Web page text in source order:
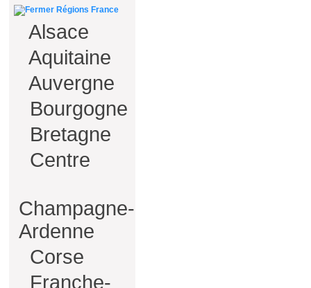
Régions France
Alsace
Aquitaine
Auvergne
Bourgogne
Bretagne
Centre
Champagne-
Ardenne
Corse
Franche-